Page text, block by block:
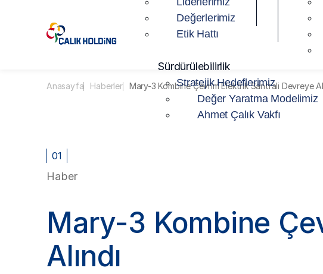
Değerlerimiz
Etik Hattı
Sürdürülebilirlik
Stratejik Hedeflerimiz
Değer Yaratma Modelimiz
Ahmet Çalık Vakfı
Anasayfa Haberler Mary-3 Kombine Çevrim Elektrik Santrali Devreye
01
Haber
Mary-3 Kombine
Alındı